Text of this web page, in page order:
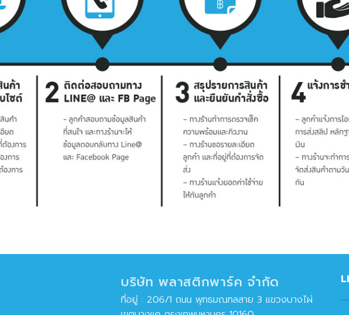
บริษัท พลาสติกพาร์ค จำกัด
ที่อยู่ : 206/1 ถนน พุทธมณฑลสาย 3 แขวงบางไผ่